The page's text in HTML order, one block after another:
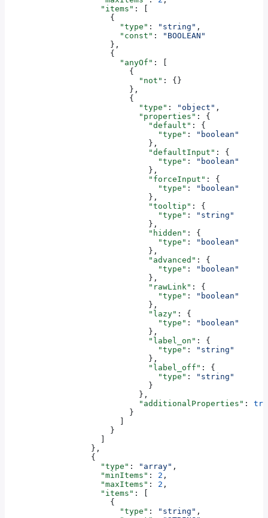
                    "items"
: [
                      {
                        "type"
: "string" ,
                        "const"
:
"BOOLEAN"
                      },
                      {
                        "anyOf"
: [
                          {
                            "not"
: {}
                          },
                          {
                            "type"
: "object" ,
                            "properties"
: {
                              "default"
: {
                                "type"
:
"boolean"
                              },
                              "defaultInput"
: {
                                "type"
:
"boolean"
                              },
                              "forceInput"
: {
                                "type"
:
"boolean"
                              },
                              "tooltip"
: {
                                "type"
:
"string"
                              },
                              "hidden"
: {
                                "type"
:
"boolean"
                              },
                              "advanced"
: {
                                "type"
:
"boolean"
                              },
                              "rawLink"
: {
                                "type"
:
"boolean"
                              },
                              "lazy"
: {
                                "type"
:
"boolean"
                              },
                              "label_on"
: {
                                "type"
:
"string"
                              },
                              "label_off"
: {
                                "type"
:
"string"
                              }
                            },
                            "additionalProperties"
:
                          }
                        ]
                      }
                    ]
                  },
                  {
                    "type"
: "array" ,
                    "minItems"
: 2 ,
                    "maxItems"
: 2 ,
                    "items"
: [
                      {
                        "type"
: "string" ,